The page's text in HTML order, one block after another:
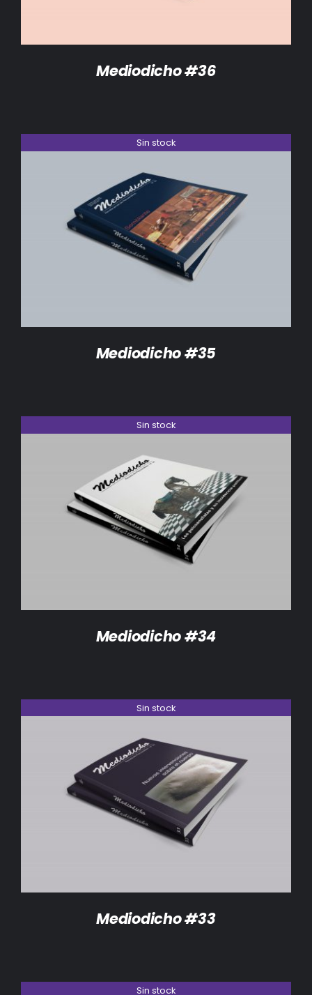
Mediodicho #36
Sin stock
DETALLES
Mediodicho #35
Sin stock
DETALLES
Mediodicho #34
Sin stock
DETALLES
Mediodicho #33
Sin stock